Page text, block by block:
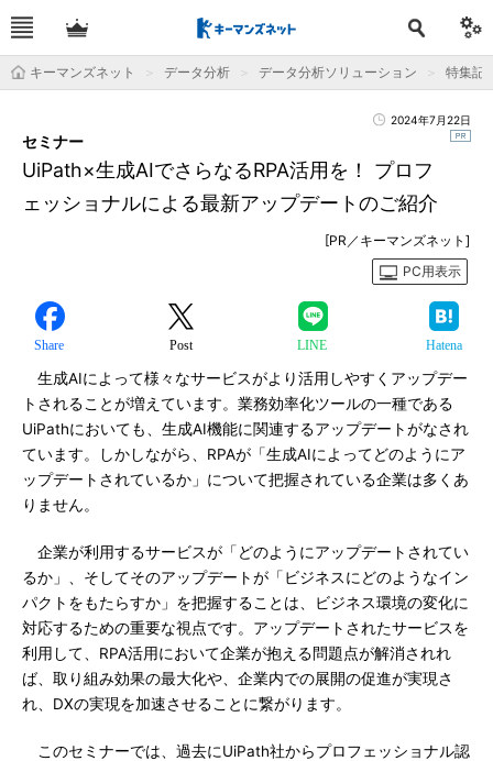
キーマンズネット データ分析 データ分析ソリューション 特集記
2024年7月22日
UiPath×生成AIでさらなるRPA活用を！ プロフ
ェッショナルによる最新アップデートのご紹介
セミナー
[PR／キーマンズネット]
PC用表示
Share Post LINE Hatena
生成AIによって様々なサービスがより活用しやすくアップデー
トされることが増えています。業務効率化ツールの一種である
UiPathにおいても、生成AI機能に関連するアップデートがなされ
ています。しかしながら、RPAが「生成AIによってどのようにア
ップデートされているか」について把握されている企業は多くあ
りません。
企業が利用するサービスが「どのようにアップデートされてい
るか」、そしてそのアップデートが「ビジネスにどのようなイン
パクトをもたらすか」を把握することは、ビジネス環境の変化に
対応するための重要な視点です。アップデートされたサービスを
利用して、RPA活用において企業が抱える問題点が解消されれ
ば、取り組み効果の最大化や、企業内での展開の促進が実現さ
れ、DXの実現を加速させることに繋がります。
このセミナーでは、過去にUiPath社からプロフェッショナル認